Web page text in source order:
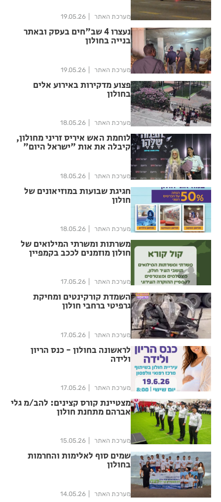
מערכת האתר 19.05.26
נעצרו 4 שב"חים בעסק ובאתר
בנייה בחולון
מערכת האתר 19.05.26
פצוע מדקירות באירוע אלים
בחולון
מערכת האתר 18.05.26
לוחמת האש איריס זריני מחולון,
קיבלה את אות "ישראל היום"
מערכת האתר 18.05.26
חגיגת שבועות במוזיאונים של
חולון
מערכת האתר 18.05.26
משרתות ומשרתי המילואים של
חולון מוזמנים לככב בקמפיין
מערכת האתר 17.05.26
השמדת קורקינטים ומחיקת
גרפיטי ברחבי חולון
מערכת האתר 17.05.26
לראשונה בחולון - כנס הריון
ולידה
מערכת האתר 17.05.26
מצטיינת קורס קצינים: להב/מ גלי
אברהם מתחנת חולון
מערכת האתר 15.05.26
שמים סוף לאלימות והחרמות
בחולון
מערכת האתר 14.05.26